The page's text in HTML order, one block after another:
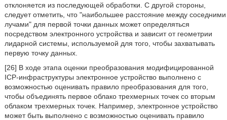
отклоняется из последующей обработки. С другой стороны,
следует отметить, что "наибольшее расстояние между соседними
лучами" для первой точки данных может определяться
посредством электронного устройства и зависит от геометрии
лидарной системы, используемой для того, чтобы захватывать
первую точку данных.
[26] В ходе этапа оценки преобразования модифицированной
ICP-инфраструктуры электронное устройство выполнено с
возможностью оценивать правило преобразования для того,
чтобы объединять первое облако трехмерных точек со вторым
облаком трехмерных точек. Например, электронное устройство
может быть выполнено с возможностью оценивать правило